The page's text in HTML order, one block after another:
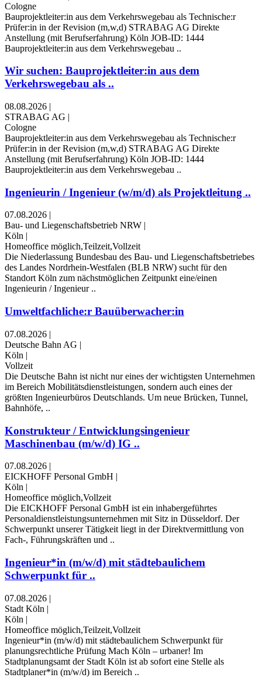
Cologne
Bauprojektleiter:in aus dem Verkehrswegebau als Technische:r
Prüfer:in in der Revision (m,w,d) STRABAG AG Direkte
Anstellung (mit Berufserfahrung) Köln JOB-ID: 1444
Bauprojektleiter:in aus dem Verkehrswegebau ..
Wir suchen: Bauprojektleiter:in aus dem
Verkehrswegebau als ..
08.08.2026 |
STRABAG AG |
Cologne
Bauprojektleiter:in aus dem Verkehrswegebau als Technische:r
Prüfer:in in der Revision (m,w,d) STRABAG AG Direkte
Anstellung (mit Berufserfahrung) Köln JOB-ID: 1444
Bauprojektleiter:in aus dem Verkehrswegebau ..
Ingenieurin / Ingenieur (w/m/d) als Projekt­leitung ..
07.08.2026
Bau- und Liegenschaftsbetrieb NRW
Köln
Homeoffice möglich,Teilzeit,Vollzeit
Die Niederlassung Bundesbau des Bau- und Liegenschafts­betriebes
des Landes Nordrhein‑Westfalen (BLB NRW) sucht für den
Standort Köln zum nächst­möglichen Zeitpunkt eine/einen
Ingenieurin / Ingenieur ..
Umweltfachliche:r Bauüberwacher:in
07.08.2026 |
Deutsche Bahn AG |
Köln |
Vollzeit
Die Deutsche Bahn ist nicht nur eines der wichtigsten Unternehmen
im Bereich Mobilitätsdienstleistungen, sondern auch eines der
größten Ingenieurbüros Deutschlands. Um neue Brücken, Tunnel,
Bahnhöfe, ..
Konstrukteur / Entwicklungsingenieur
Maschinenbau (m/w/d) IG ..
07.08.2026 |
EICKHOFF Personal GmbH |
Köln |
Homeoffice möglich,Vollzeit
Die EICKHOFF Personal GmbH ist ein inhabergeführtes
Personaldienstleistungsunternehmen mit Sitz in Düsseldorf. Der
Schwerpunkt unserer Tätigkeit liegt in der Direktvermittlung von
Fach-, Führungskräften und ..
Ingenieur*in (m/w/d) mit städtebaulichem
Schwerpunkt für ..
07.08.2026 |
Stadt Köln |
Köln |
Homeoffice möglich,Teilzeit,Vollzeit
Ingenieur*in (m/w/d) mit städtebaulichem Schwerpunkt für
planungsrechtliche Prüfung Mach Köln – urbaner! Im
Stadtplanungsamt der Stadt Köln ist ab sofort eine Stelle als
Stadtplaner*in (m/w/d) im Bereich ..